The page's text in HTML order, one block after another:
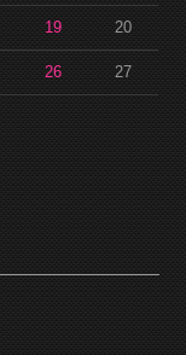
19 20
26 27